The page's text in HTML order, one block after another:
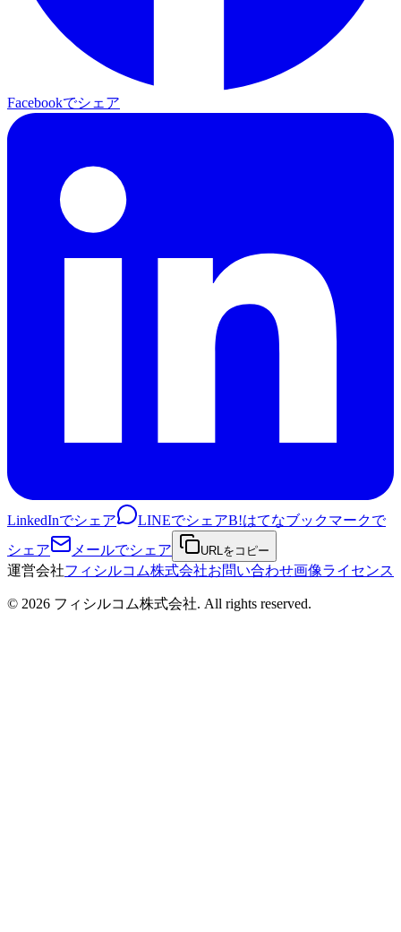
Facebookでシェア
LinkedInでシェア LINEでシェアB!はてなブックマークで
シェア
メールでシェア URLをコピー
運営会社フィシルコム株式会社お問い合わせ画像ライセンス
© 2026 フィシルコム株式会社. All rights reserved.